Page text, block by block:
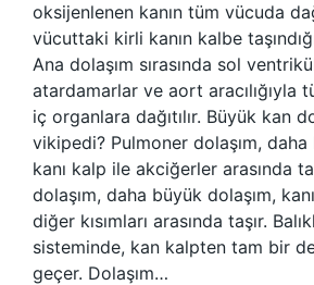
oksijenlenen kanın tüm vücuda
vücuttaki kirli kanın kalbe
Ana dolaşım sırasında sol
atardamarlar ve aort aracılığıyla
iç organlara dağıtılır. Büyük kan
vikipedi? Pulmoner dolaşım, daha
kanı kalp ile akciğerler arasında
dolaşım, daha büyük dolaşım,
diğer kısımları arasında taşır.
sisteminde, kan kalpten tam bir
geçer. Dolaşım…